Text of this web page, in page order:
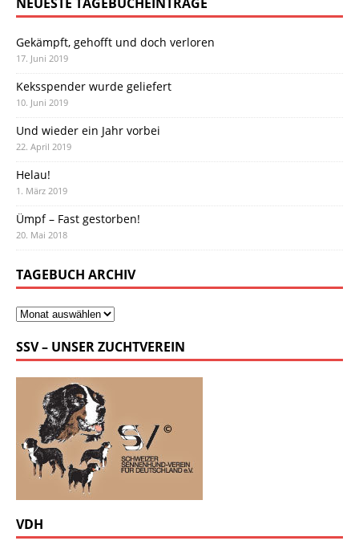
Gekämpft, gehofft und doch verloren
17. Juni 2019
Keksspender wurde geliefert
10. Juni 2019
Und wieder ein Jahr vorbei
22. April 2019
Helau!
1. März 2019
Ümpf – Fast gestorben!
20. Mai 2018
TAGEBUCH ARCHIV
SSV – UNSER ZUCHTVEREIN
VDH